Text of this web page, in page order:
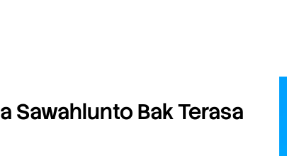
Sawahlunto Bak Terasa